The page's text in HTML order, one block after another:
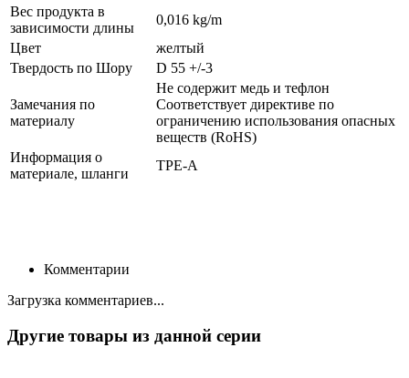
Вес продукта в
зависимости длины
0,016 kg/m
Цвет
желтый
Твердость по Шору
D 55 +/-3
Замечания по
материалу
Не содержит медь и тефлон
Соответствует директиве по
ограничению использования опасных
веществ (RoHS)
Информация о
материале, шланги
TPE-A
Комментарии
Загрузка комментариев...
Другие товары из данной серии